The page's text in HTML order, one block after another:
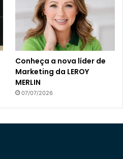
Conheça a nova líder de
Marketing da LEROY
MERLIN
07/07/2026